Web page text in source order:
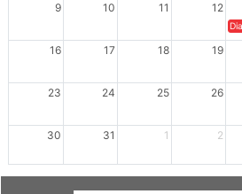
9 10 11 12
16 17 18 19
23 24 25 26
30 31 1 2